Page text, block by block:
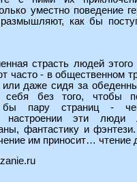
уместно поведение
как бы
страсть людей этого
часто - в общественном
или даже сидя за
себя без того, чтобы
бы пару страниц -
настроении эти люди
фантастику и
им приносит… чтение